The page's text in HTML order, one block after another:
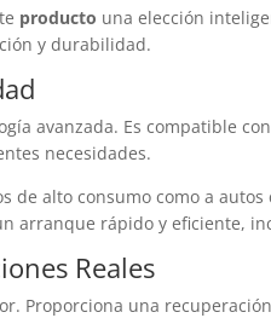
producto una elección
y durabilidad.
avanzada. Es compatible
necesidades.
de alto consumo como a
arranque rápido y eficiente,
Reales
Proporciona una